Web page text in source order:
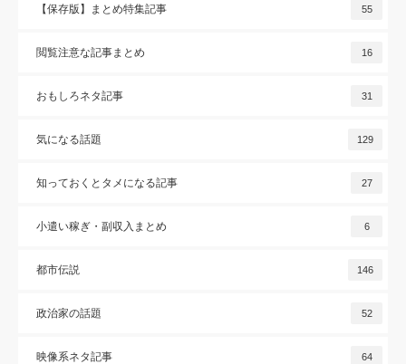
【保存版】まとめ特集記事 55
閲覧注意な記事まとめ 16
おもしろネタ記事 31
気になる話題 129
知っておくとタメになる記事 27
小遣い稼ぎ・副収入まとめ 6
都市伝説 146
政治家の話題 52
映像系ネタ記事 64